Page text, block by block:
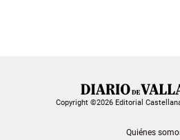
Copyright ©2026 Editorial
Quiénes